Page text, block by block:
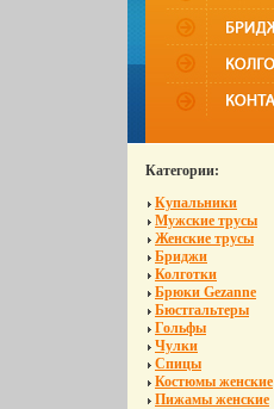
Категории:
Купальники
Мужские трусы
Женские трусы
Бриджи
Колготки
Брюки Gezanne
Бюстгальтеры
Гольфы
Чулки
Спицы
Костюмы женские
Пижамы женские